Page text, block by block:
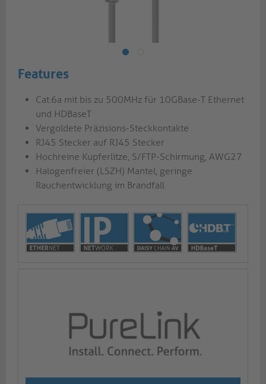
Features
Cat.6a mit bis zu 500MHz für 10GBase-T Ethernet
und HDBaseT
Vergoldete Präzisions-Steckkontakte
RJ45 Stecker auf RJ45 Stecker
Hochreine Kupferlitze, S/FTP-Schirmung, AWG27
Halogenfreier (LSZH) Mantel, geringe
Rauchentwicklung im Brandfall